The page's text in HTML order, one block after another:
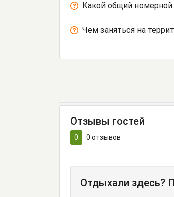
Какой общий
Чем заняться на
Отзывы гостей
0 0 отзывов
Отдыхали здесь?